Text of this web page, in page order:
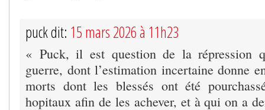
puck dit: 15 mars 2026 à 11h23
« Puck, il est question de la répression
guerre, dont l’estimation incertaine donne
morts dont les blessés ont été
hopitaux afin de les achever, et à qui on a